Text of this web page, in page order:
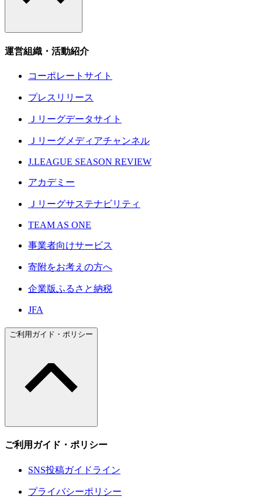
運営組織・活動紹介
コーポレートサイト
プレスリリース
Ｊリーグデータサイト
Ｊリーグメディアチャンネル
J.LEAGUE SEASON REVIEW
アカデミー
Ｊリーグサステナビリティ
TEAM AS ONE
事業者向けサービス
寄附をお考えの方へ
企業版ふるさと納税
JFA
ご利用ガイド・ポリシー
ご利用ガイド・ポリシー
SNS投稿ガイドライン
プライバシーポリシー